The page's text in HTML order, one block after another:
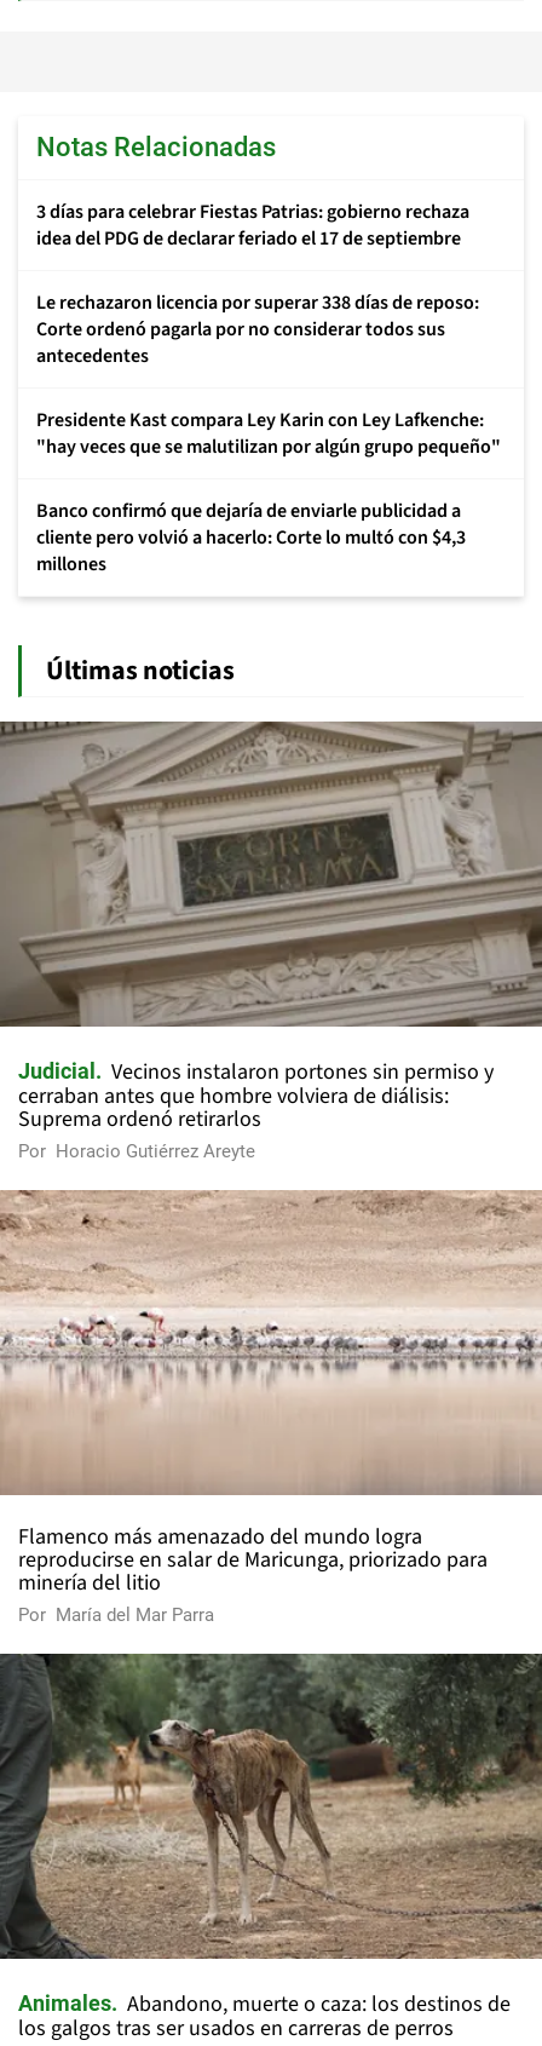
Notas Relacionadas
3 días para celebrar Fiestas Patrias: gobierno rechaza
idea del PDG de declarar feriado el 17 de septiembre
Le rechazaron licencia por superar 338 días de reposo:
Corte ordenó pagarla por no considerar todos sus
antecedentes
Presidente Kast compara Ley Karin con Ley Lafkenche:
"hay veces que se malutilizan por algún grupo pequeño"
Banco confirmó que dejaría de enviarle publicidad a
cliente pero volvió a hacerlo: Corte lo multó con $4,3
millones
Últimas noticias
Judicial
Vecinos instalaron portones sin permiso y
cerraban antes que hombre volviera de diálisis:
Suprema ordenó retirarlos
Por Horacio Gutiérrez Areyte
Flamenco más amenazado del mundo logra
reproducirse en salar de Maricunga, priorizado para
minería del litio
Por María del Mar Parra
Animales
Abandono, muerte o caza: los destinos de
los galgos tras ser usados en carreras de perros